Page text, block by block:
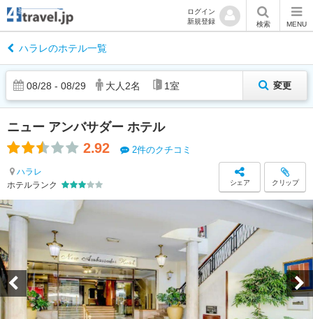
ログイン
新規登録
検索 MENU
ハラレのホテル一覧
08/28 - 08/29 大人 2名 1室 変更
ニュー アンバサダー ホテル
2.92 2件のクチコミ
ハラレ
ホテルランク
シェア クリップ